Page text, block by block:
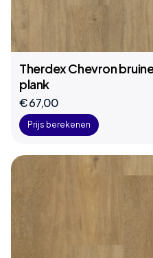
Therdex Chevron
plank
€ 67,00
Prijs berekenen